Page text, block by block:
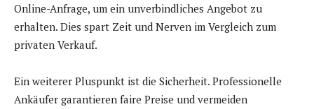
Online-Anfrage, um ein unverbindliches Angebot zu
erhalten. Dies spart Zeit und Nerven im Vergleich zum
privaten Verkauf.
Ein weiterer Pluspunkt ist die Sicherheit. Professionelle
Ankäufer garantieren faire Preise und vermeiden